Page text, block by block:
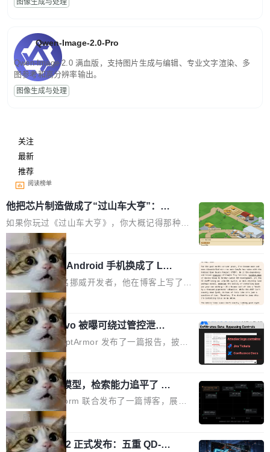
图像生成与处理
Qwen-Image-2.0-Pro
Qwen-Image-2.0 满血版，支持图片生成与编辑、专业文字渲染、多
图参考和高分辨率输出。
图像生成与处理
关注
最新
推荐
阅读榜单
他把芯片制造做成了“过山车大亨”：一
个浏览器里的半导体工厂
如果你玩过《过山车大亨》，你大概记得那种俯
瞰视角——小人在公园里走来走去，游乐设施运
转着，一切都在你的注视下运行。现在想象同样
的视角，但公园里不是过山车，而是一座完整的
芯片制造工厂。 这就是 Chip Tycoon。 一个黄
色的小车载着一片硅晶圆，穿过 20 栋建筑，从
石英砂一路走到封装好的芯片。晶圆在每一站都
会发生肉眼可见的变化——长晶体、抛光、涂光
刻胶、蚀刻、离子注入、铜互联。公园中央是一
个环形路线，因为芯片制造需要把光刻流程重复
大约 60 次，每次一层。动画里简化为 4 圈。 整
个项目只有一个 HTML 文件。没有构建步骤，没
有依赖，没有网络请求。屏幕上每个形状都是 C
anvas 上纯手...
局
一名开发者将 Android 手机换成了 Lin
ux，称“AOSP 已死”
Runarcn 是一名挪威开发者，他在博客上写了一
篇文章，标题很直白：《I'm switching my phon
e from Android to Linux》。 他的核心论点很简
单：AOSP（Android Open Source Project）
已经死了。不是技术上死了，而是作为一个真正
的开源项目死了。Google 把越来越多的核心功
能从 AOSP 移到了闭源的 Google Play Service
s 里，设备树和内核源码被厂商锁死，你能看到
代码但你改不了，改了也刷不进去。 为什么 AO
SP 不够用了 Runarcn 列举了几条他离开 Andro
id 的具体理由： Google Pla...
局
Atlassian Rovo 被曝可绕过管控泄露 J
ira 和 Confluence 数据，厂商两个月没
回复
安全公司 PromptArmor 发布了一篇报告，披露
Atlassian 的 AI agent Rovo 存在严重的数据泄
露漏洞：攻击者可以通过 indirect prompt inject
ion（间接提示注入）窃取整个 Atlassian 租户内
的 Jira 工单和 Confluence 文档，全程不需要任
何人工审批。 更值得注意的是，这个漏洞在 5
月 23 日就报告给了 Atlassian，两个多月过去
了，公司除了表示"感谢"并分配了一个 case nu
局
一个 4B 开源模型，检索能力追平了 G
PT-5.6 Sol，成本降到 1/100
Neon 和 Castform 联合发布了一篇博客，展示
了一个惊人的结果：一个 4B 参数的开源模型，
经过 RL 后训练之后，在检索任务上的准确率追
平了 GPT-5.6 Sol，但每次请求的成本只有对方
局
技嘉 GO27Q32 正式发布：五重 QD-OL